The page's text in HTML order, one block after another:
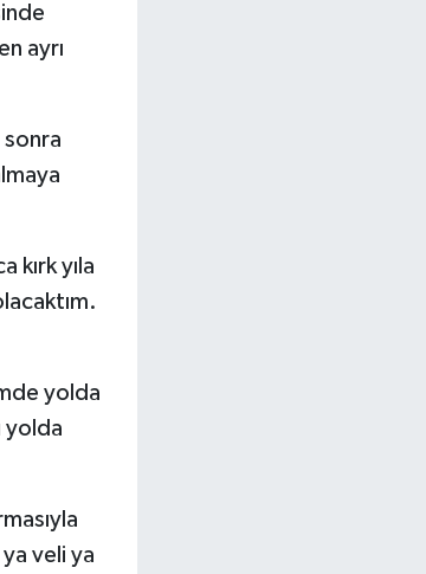
ayrı
sonra
kırk yıla
yolda
yolda
veli ya